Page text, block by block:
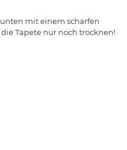
mit einem scharfen
Tapete nur noch trocknen!